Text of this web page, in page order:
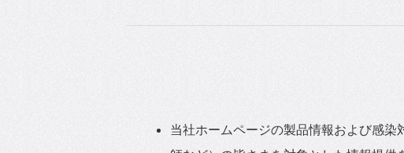
当社ホームページの製品情報および感